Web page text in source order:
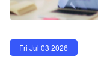
Fri Jul 03 2026